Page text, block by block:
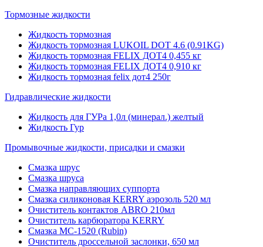
Тормозные жидкости
Жидкость тормозная
Жидкость тормозная LUKOIL DOT 4.6 (0.91KG)
Жидкость тормозная FELIX ДОТ4 0,455 кг
Жидкость тормозная FELIX ДОТ4 0,910 кг
Жидкость тормозная felix дот4 250г
Гидравлические жидкости
Жидкость для ГУРа 1,0л (минерал.) желтый
Жидкость Гур
Промывочные жидкости, присадки и смазки
Смазка шрус
Смазка шруса
Смазка направляющих суппорта
Смазка силиконовая KERRY аэрозоль 520 мл
Очиститель контактов ABRO 210мл
Очиститель карбюратора KERRY
Смазка МС-1520 (Rubin)
Очиститель дроссельной заслонки, 650 мл